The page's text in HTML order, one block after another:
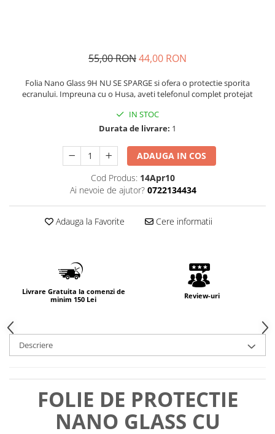
55,00 RON44,00 RON
Folia Nano Glass 9H NU SE SPARGE si ofera o protectie sporita
ecranului. Impreuna cu o Husa, aveti telefonul complet protejat
IN STOC
Durata de livrare: 1
ADAUGA IN COS
Cod Produs: 14Apr10
Ai nevoie de ajutor? 0722134434
Adauga la Favorite Cere informatii
Livrare Gratuita la comenzi de
minim 150 Lei
Review-uri
Descriere
FOLIE DE PROTECTIE
NANO GLASS CU